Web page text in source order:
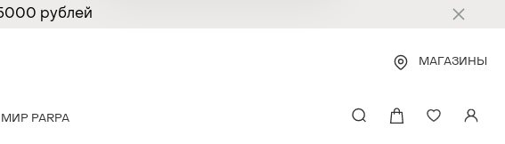
рублей
МАГАЗИНЫ
МИР PARPA